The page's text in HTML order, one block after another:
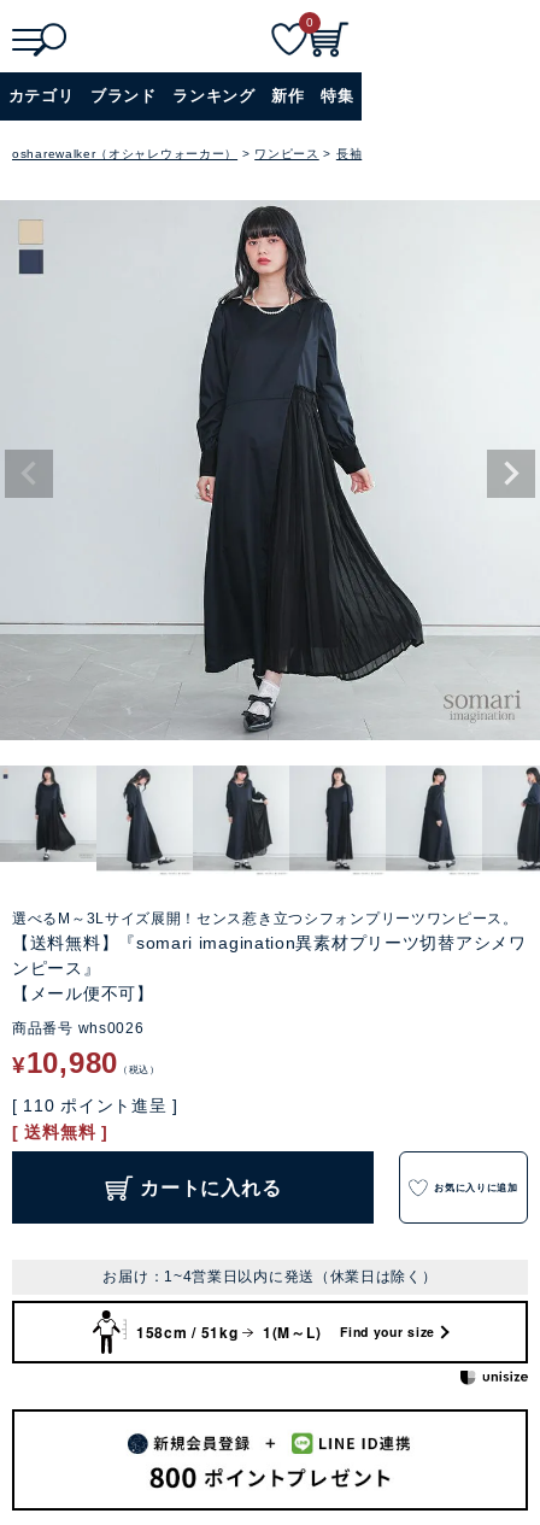
詳細検索
0
カテゴリ ブランド ランキング 新作 特集
osharewalker（オシャレウォーカー） ワンピース 長袖
選べるM～3Lサイズ展開！センス惹き立つシフォンプリーツワンピース。
【送料無料】『somari imagination異素材プリーツ切替アシメワ
ンピース』
【メール便不可】
商品番号 whs0026
¥10,980 税込
[ 110 ポイント進呈 ]
送料無料
カートに入れる お気に入りに追加
お届け：1~4営業日以内に発送（休業日は除く）
158cm / 51kg 1(M～L) Find your size